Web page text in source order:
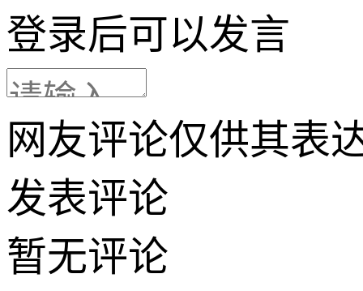
登录后可以发言
网友评论仅供其表
发表评论
暂无评论